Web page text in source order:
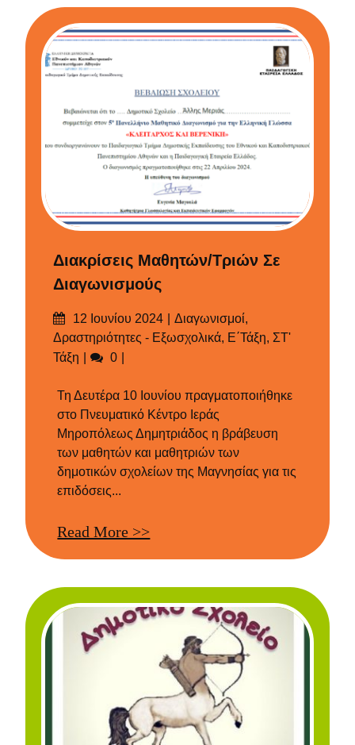
Διακρίσεις Μαθητών/τριών Σε
Διαγωνισμούς
Δημοσιεύτηκε
στις
12 Ιουνίου 2024 Categories
Διαγωνισμοί,
Δραστηριότητες - Εξωσχολικά, Ε΄Τάξη, ΣΤ'
Τάξη
Σχόλια
0
Τη Δευτέρα 10 Ιουνίου πραγματοποιήθηκε
στο Πνευματικό Κέντρο Ιεράς
Μηροπόλεως Δημητριάδος η βράβευση
των μαθητών και μαθητριών των
δημοτικών σχολείων της Μαγνησίας για τις
επιδόσεις...
Read More >>